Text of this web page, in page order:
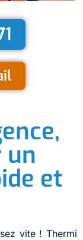
un
et
vite ! Thermi